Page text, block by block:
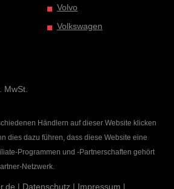
Volvo
Volkswagen
MwSt.
Händlern auf dieser Website klicken
dies dazu führen, dass diese Website eine
Programmen und -Partnerschaften gehört
Netzwerk.
| Datenschutz | Impressum |